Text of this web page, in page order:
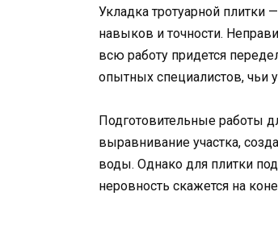
Укладка тротуарной
навыков и точности.
всю работу придется
опытных специалистов, чьи
Подготовительные работы
выравнивание участка,
воды. Однако для плитки
неровность скажется на